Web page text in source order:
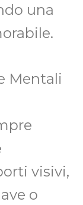
una
Mentali
visivi,
o